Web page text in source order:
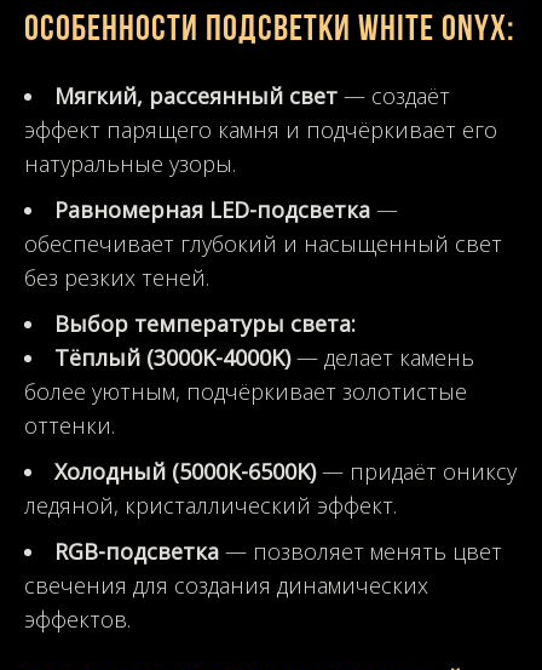
Особенности подсветки White Onyx:
Мягкий, рассеянный свет — создаёт
эффект парящего камня и подчёркивает его
натуральные узоры.
Равномерная LED-подсветка —
обеспечивает глубокий и насыщенный свет
без резких теней.
Выбор температуры света:
Тёплый (3000K-4000K)— делает камень
более уютным, подчёркивает золотистые
оттенки.
Холодный (5000K-6500K)— придаёт ониксу
ледяной, кристаллический эффект.
RGB-подсветка — позволяет менять цвет
свечения для создания динамических
эффектов.